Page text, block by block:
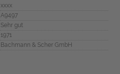
xxxx
A9497
Sehr gut
1971
Bachmann & Scher GmbH